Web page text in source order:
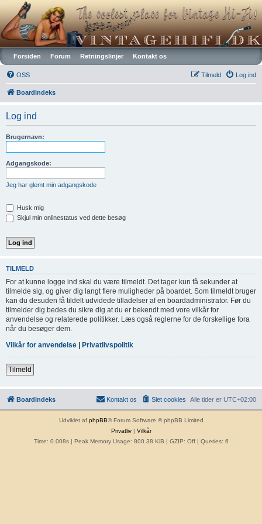
Vintagehifi.dk
Forsiden Forum Retningslinjer Kontakt os
OSS Log ind
Tilmeld
Boardindeks
Log ind
Brugernavn:
Adgangskode:
Jeg har glemt min adgangskode
Husk mig
Skjul min onlinestatus ved dette besøg
TILMELD
For at kunne logge ind skal du være tilmeldt. Det tager kun få sekunder at
tilmelde sig, og giver dig langt flere muligheder på boardet. Som tilmeldt bruger
kan du desuden få tildelt udvidede tilladelser af en boardadministrator. Før du
tilmelder dig bedes du sikre dig at du er bekendt med vore vilkår for
anvendelse og relaterede politikker. Læs også reglerne for de forskellige fora
når du besøger dem.
Vilkår for anvendelse
Privatlivspolitik
Tilmeld
Boardindeks Alle tider er UTC+02:00
Slet cookies
Kontakt os
Udviklet af phpBB® Forum Software © phpBB Limited
Privatliv| Vilkår
Time: 0.008s| Peak Memory Usage: 800.38 KiB | GZIP: Off | Queries: 6